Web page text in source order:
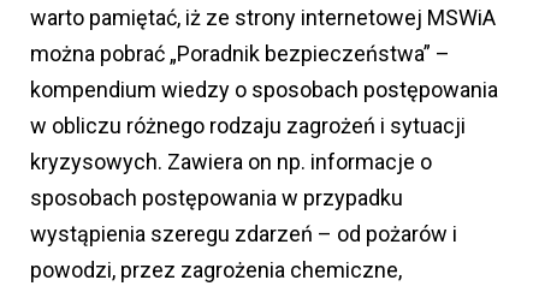
warto pamiętać, iż ze strony internetowej MSWiA
można pobrać „Poradnik bezpieczeństwa” –
kompendium wiedzy o sposobach postępowania
w obliczu różnego rodzaju zagrożeń i sytuacji
kryzysowych. Zawiera on np. informacje o
sposobach postępowania w przypadku
wystąpienia szeregu zdarzeń – od pożarów i
powodzi, przez zagrożenia chemiczne,